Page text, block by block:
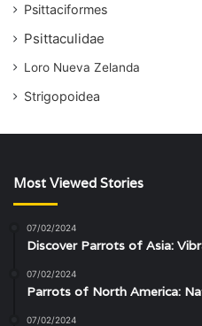
Psittaciformes
Psittaculidae
Loro Nueva Zelanda
Strigopoidea
Most Viewed Stories
07/02/2024
Discover Parrots of Asia:
07/02/2024
Parrots of North America:
07/02/2024